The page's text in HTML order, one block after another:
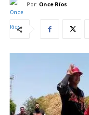
Por: Once Ríos